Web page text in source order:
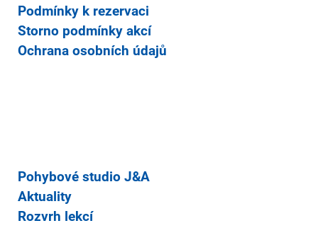
Podmínky k rezervaci
Storno podmínky akcí
Ochrana osobních údajů
Pohybové studio J&A
Aktuality
Rozvrh lekcí